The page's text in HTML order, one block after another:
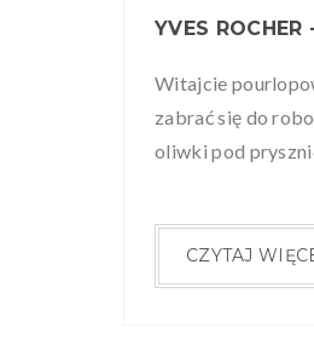
Witajcie
zabrać się do
oliwki pod
CZYTAJ